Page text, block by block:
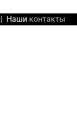
| Наши контакты